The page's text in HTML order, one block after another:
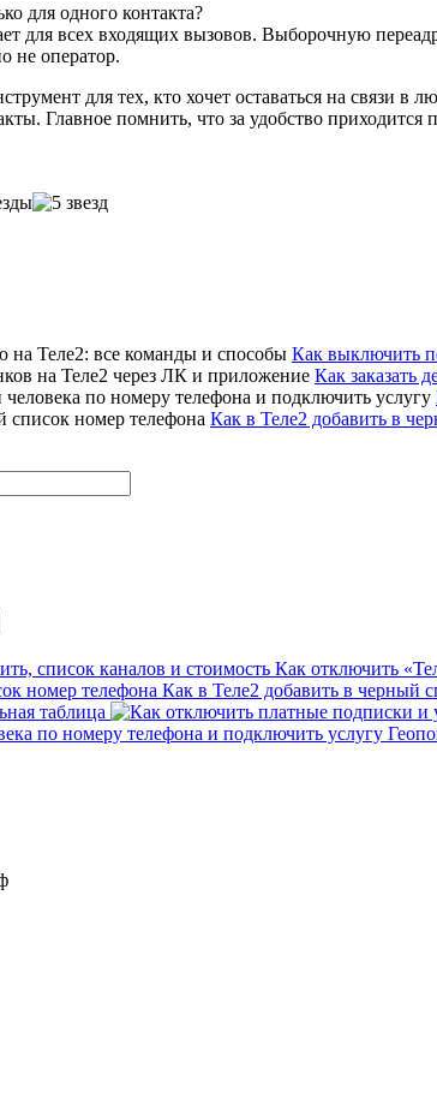
для одного контакта?
для всех входящих вызовов. Выборочную
не оператор.
для тех, кто хочет оставаться на связи
Главное помнить, что за удобство
Как выключить
Как заказать
Как в Теле2 добавить в
Как отключить
Как в Теле2 добавить в черный
таблица